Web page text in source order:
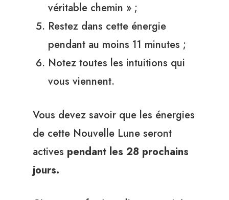
véritable chemin » ;
Restez dans cette énergie
pendant au moins 11 minutes ;
Notez toutes les intuitions qui
vous viennent.
Vous devez savoir que les énergies
de cette Nouvelle Lune seront
actives pendant les 28 prochains
jours.